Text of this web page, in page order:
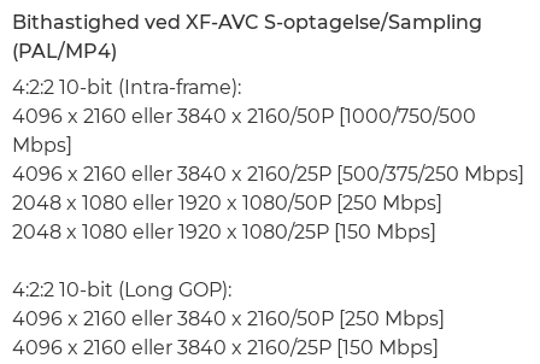
Bithastighed ved XF-AVC S-optagelse/Sampling
(PAL/MP4)
4:2:2 10-bit (Intra-frame):
4096 x 2160 eller 3840 x 2160/50P [1000/750/500
Mbps]
4096 x 2160 eller 3840 x 2160/25P [500/375/250 Mbps]
2048 x 1080 eller 1920 x 1080/50P [250 Mbps]
2048 x 1080 eller 1920 x 1080/25P [150 Mbps]
4:2:2 10-bit (Long GOP):
4096 x 2160 eller 3840 x 2160/50P [250 Mbps]
4096 x 2160 eller 3840 x 2160/25P [150 Mbps]